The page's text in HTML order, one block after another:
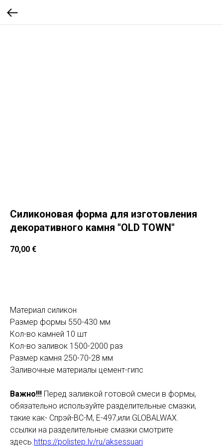
Силиконовая форма для изготовления
декоративного камня "OLD TOWN"
70,00 €
Материал силикон
Размер формы 550-430 мм
Кол-во камней 10 шт
Кол-во заливок 1500-2000 раз
Размер камня 250-70-28 мм
Заливочные материалы цемент-гипс
Важно!!! Перед заливкой готовой смеси в формы,
обязательно используйте разделительные смазки,
такие как- Спрэй-ВС-М, E-497,или GLOBALWAX.
ссылки на разделительные смазки смотрите
здесь.https://polistep.lv/ru/aksessuari